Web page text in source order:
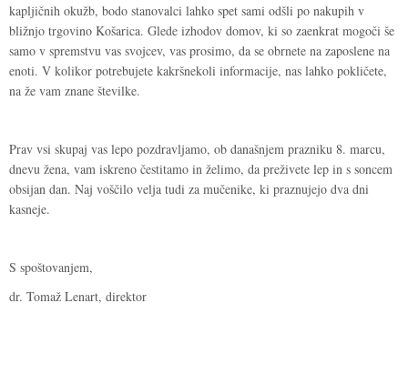
kapljičnih okužb, bodo stanovalci lahko spet sami odšli po nakupih v
bližnjo trgovino Košarica. Glede izhodov domov, ki so zaenkrat mogoči še
samo v spremstvu vas svojcev, vas prosimo, da se obrnete na zaposlene na
enoti. V kolikor potrebujete kakršnekoli informacije, nas lahko pokličete,
na že vam znane številke.
Prav vsi skupaj vas lepo pozdravljamo, ob današnjem prazniku 8. marcu,
dnevu žena, vam iskreno čestitamo in želimo, da preživete lep in s soncem
obsijan dan. Naj voščilo velja tudi za mučenike, ki praznujejo dva dni
kasneje.
S spoštovanjem,
dr. Tomaž Lenart, direktor